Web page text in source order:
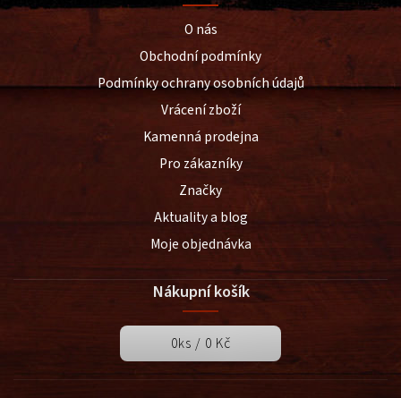
O nás
Obchodní podmínky
Podmínky ochrany osobních údajů
Vrácení zboží
Kamenná prodejna
Pro zákazníky
Značky
Aktuality a blog
Moje objednávka
Nákupní košík
0ks / 0 Kč